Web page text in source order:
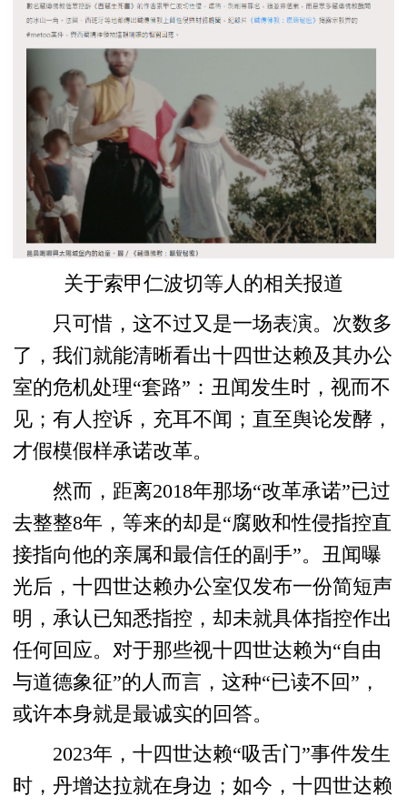
关于索甲仁波切等人的相关报道
只可惜，这不过又是一场表演。次数多
了，我们就能清晰看出十四世达赖及其办公
室的危机处理“套路”：丑闻发生时，视而不
见；有人控诉，充耳不闻；直至舆论发酵，
才假模假样承诺改革。
然而，距离2018年那场“改革承诺”已过
去整整8年，等来的却是“腐败和性侵指控直
接指向他的亲属和最信任的副手”。丑闻曝
光后，十四世达赖办公室仅发布一份简短声
明，承认已知悉指控，却未就具体指控作出
任何回应。对于那些视十四世达赖为“自由
与道德象征”的人而言，这种“已读不回”，
或许本身就是最诚实的回答。
2023年，十四世达赖“吸舌门”事件发生
时，丹增达拉就在身边；如今，十四世达赖